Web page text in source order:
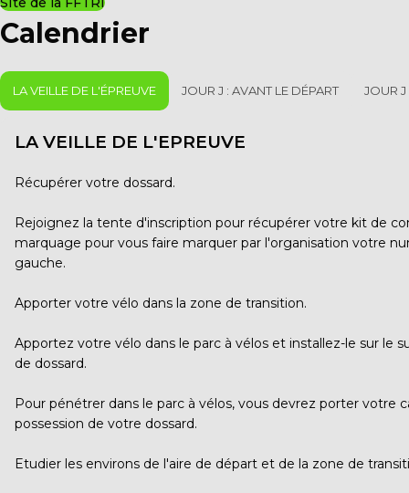
Calendrier
LA VEILLE DE L'ÉPREUVE JOUR J : AVANT LE DÉPART JOUR J
LA VEILLE DE L'EPREUVE
Récupérer votre dossard.
Rejoignez la tente d'inscription pour récupérer votre kit de
marquage pour vous faire marquer par l'organisation votre
gauche.
Apporter votre vélo dans la zone de transition.
Apportez votre vélo dans le parc à vélos et installez-le sur le
de dossard.
Pour pénétrer dans le parc à vélos, vous devrez porter votre
possession de votre dossard.
Etudier les environs de l'aire de départ et de la zone de